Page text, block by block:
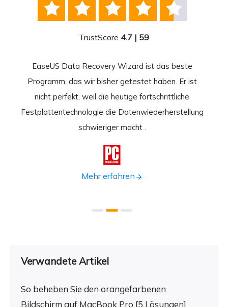
    
TrustScore 4.7 | 59
EaseUS Data Recovery Wizard ist das beste
Programm, das wir bisher getestet haben. Er ist
nicht perfekt, weil die heutige fortschrittliche
Festplattentechnologie die Datenwiederherstellung
schwieriger macht .

Mehr erfahren
Verwandete Artikel
So beheben Sie den orangefarbenen
Bildschirm auf MacBook Pro [5 Lösungen]